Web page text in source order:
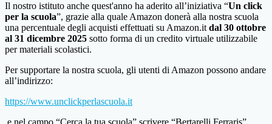
Il nostro istituto anche quest'anno ha aderito all’iniziativa “Un click
per la scuola”, grazie alla quale Amazon donerà alla nostra scuola
una percentuale degli acquisti effettuati su Amazon.it dal 30 ottobre
al 31 dicembre 2025 sotto forma di un credito virtuale utilizzabile
per materiali scolastici.
Per supportare la nostra scuola, gli utenti di Amazon possono andare
all’indirizzo:
https://www.unclickperlascuola.it